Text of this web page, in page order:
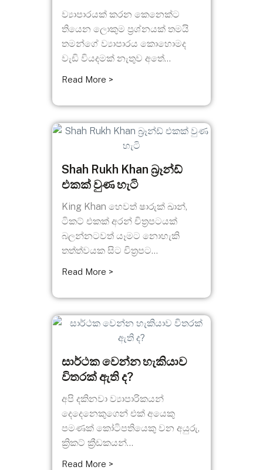
ව්‍යාපාරයක් කරන කෙනෙක්ට
තියෙන ලොකුම ප්‍රශ්නයක් තමයි
තමන්ගේ ව්‍යාපාරය කොහොමද
වැඩි වියදමක් නැතුව අතේ...
Read More >
Shah Rukh Khan බ්‍රෑන්ඩ්
එකක් වුණ හැටි
King Khan හෙවත් ෂාරුක් ඛාන්,
ටිකට් එකක් අරන් චිත්‍රපටයක්
බලන්නටවත් යෑමට නොහැකි
තත්ත්වයක සිට චිත්‍රපට...
Read More >
සාර්ථක වෙන්න හැකියාව
විතරක් ඇති ද?
අපි දකිනවා ව්‍යාපාරිකයන්
දෙදෙනෙකුගෙන් එක් අයෙකු
පමණක් කෝටිපතියෙකු වන අයුරු,
ක්‍රිකට් ක්‍රීඩකයන්...
Read More >